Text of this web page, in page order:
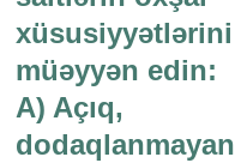
xüsusiyyətlərini
müəyyən edin:
A) Açıq,
dodaqlanmayan